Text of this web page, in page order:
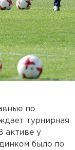
по
турнирная
активе у
было по